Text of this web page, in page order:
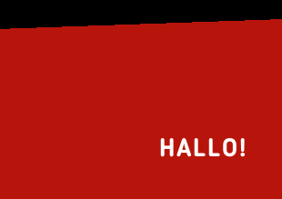
HALLO!